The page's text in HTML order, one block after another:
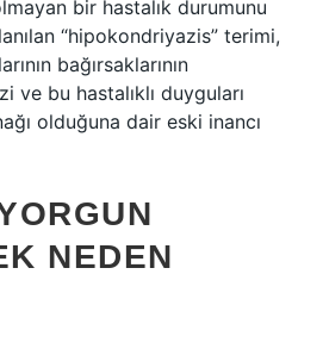
bir hastalık durumunu
“hipokondriyazis” terimi,
bağırsaklarının
ve bu hastalıklı duyguları
olduğuna dair eski inancı
NEDEN